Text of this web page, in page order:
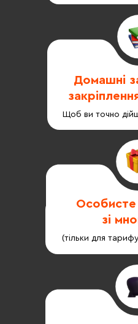
Щоб ви точно
Домашні
(тільки для
Особисте
зі